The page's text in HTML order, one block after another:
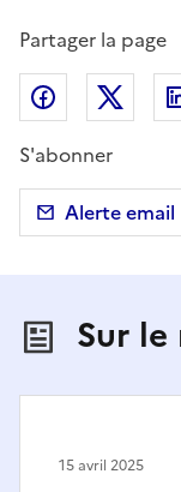
Partager la page
Partager
S'abonner
Alerte email
Sur
15 avril 2025